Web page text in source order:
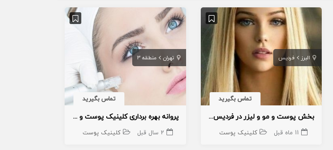
البرز فردیس
تماس بگیرید
بخش پوست و مو و لیزر در فردیس کرج
11 ماه قبل کلینیک پوست
تهران منطقه 3
تماس بگیرید
پروانه بهره برداری کلینیک پوست و مو منطقه ۳
2 سال قبل کلینیک پوست